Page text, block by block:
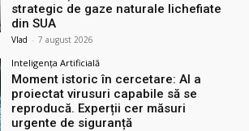
strategic de gaze naturale lichefiate
din SUA
Vlad - 7 august 2026
Inteligența Artificială
Moment istoric în cercetare: AI a
proiectat virusuri capabile să se
reproducă. Experții cer măsuri
urgente de siguranță